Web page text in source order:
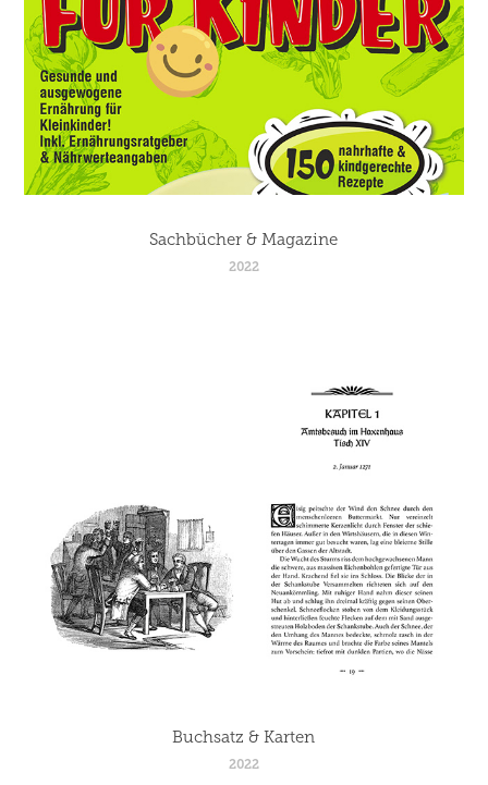
Sachbücher & Magazine
2022
Buchsatz & Karten
2022